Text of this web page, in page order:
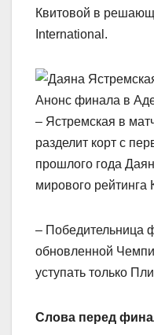
Квитовой в
International.
– Ястремская в
разделит корт с
прошлого года
мирового
– Победительница
обновленной
уступать только
Слова перед